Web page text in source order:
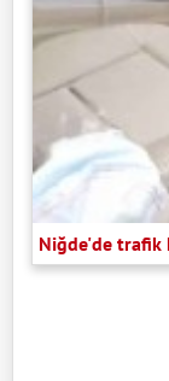
Niğde'de trafik